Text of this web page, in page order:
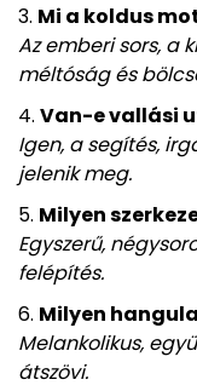
Mi a koldus
Az emberi sors, a
méltóság és
Van-e vallási
Igen, a segítés,
jelenik meg.
Milyen
Egyszerű,
felépítés.
Milyen
Melankolikus,
átszövi.